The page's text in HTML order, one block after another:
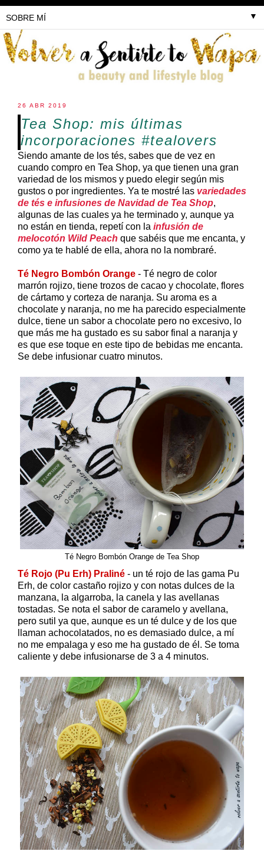
▼
26 ABR 2019
Tea Shop: mis últimas
incorporaciones #tealovers
Siendo amante de los tés, sabes que de vez en
cuando compro en Tea Shop, ya que tienen una gran
variedad de los mismos y puedo elegir según mis
gustos o por ingredientes. Ya te mostré las variedades
de tés e infusiones de Navidad de Tea Shop,
algunas de las cuales ya he terminado y, aunque ya
no están en tienda, repetí con la infusión de
melocotón Wild Peach que sabéis que me encanta, y
como ya te hablé de ella, ahora no la nombraré.
Té Negro Bombón Orange - Té negro de color
marrón rojizo, tiene trozos de cacao y chocolate, flores
de cártamo y corteza de naranja. Su aroma es a
chocolate y naranja, no me ha parecido especialmente
dulce, tiene un sabor a chocolate pero no excesivo, lo
que más me ha gustado es su sabor final a naranja y
es que ese toque en este tipo de bebidas me encanta.
Se debe infusionar cuatro minutos.
Té Negro Bombón Orange de Tea Shop
Té Rojo (Pu Erh) Praliné - un té rojo de las gama Pu
Erh, de color castaño rojizo y con notas dulces de la
manzana, la algarroba, la canela y las avellanas
tostadas. Se nota el sabor de caramelo y avellana,
pero sutil ya que, aunque es un té dulce y de los que
llaman achocolatados, no es demasiado dulce, a mí
no me empalaga y eso me ha gustado de él. Se toma
caliente y debe infusionarse de 3 a 4 minutos.